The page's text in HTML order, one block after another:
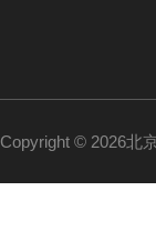
Copyright © 2026北